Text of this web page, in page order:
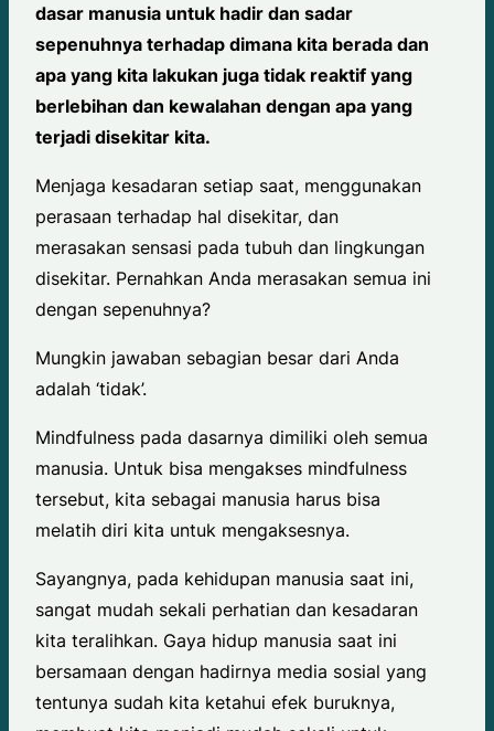
dasar manusia untuk hadir dan sadar
sepenuhnya terhadap dimana kita berada dan
apa yang kita lakukan juga tidak reaktif yang
berlebihan dan kewalahan dengan apa yang
terjadi disekitar kita.
Menjaga kesadaran setiap saat, menggunakan
perasaan terhadap hal disekitar, dan
merasakan sensasi pada tubuh dan lingkungan
disekitar. Pernahkan Anda merasakan semua ini
dengan sepenuhnya?
Mungkin jawaban sebagian besar dari Anda
adalah ‘tidak’.
Mindfulness pada dasarnya dimiliki oleh semua
manusia. Untuk bisa mengakses mindfulness
tersebut, kita sebagai manusia harus bisa
melatih diri kita untuk mengaksesnya.
Sayangnya, pada kehidupan manusia saat ini,
sangat mudah sekali perhatian dan kesadaran
kita teralihkan. Gaya hidup manusia saat ini
bersamaan dengan hadirnya media sosial yang
tentunya sudah kita ketahui efek buruknya,